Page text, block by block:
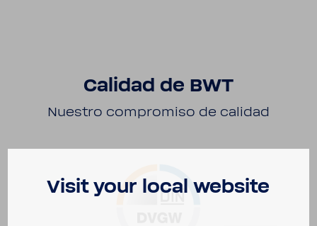
Calidad de BWT
Nuestro compro­miso de calidad
Visit your local website